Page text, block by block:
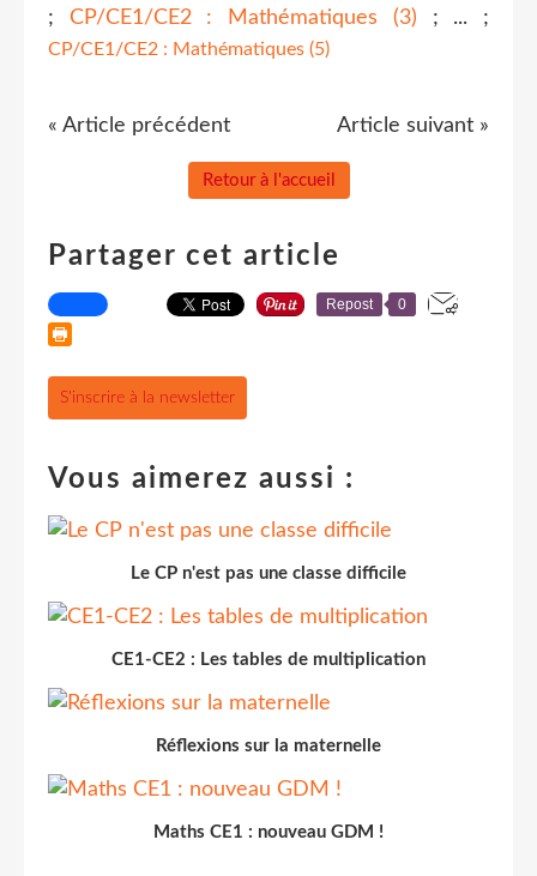
; CP/CE1/CE2 : Mathématiques (3) ; ... ;
CP/CE1/CE2 : Mathématiques (5)
« Article précédent Article suivant »
Retour à l'accueil
Partager cet article
Repost 0
S'inscrire à la newsletter
Vous aimerez aussi :
Le CP n'est pas une classe difficile
CE1-CE2 : Les tables de multiplication
Réflexions sur la maternelle
Maths CE1 : nouveau GDM !